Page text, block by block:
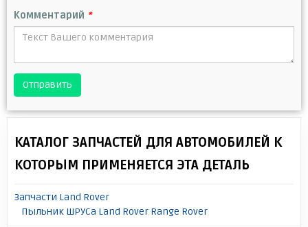
Комментарий *
Отправить
КАТАЛОГ ЗАПЧАСТЕЙ ДЛЯ АВТОМОБИЛЕЙ К
КОТОРЫМ ПРИМЕНЯЕТСЯ ЭТА ДЕТАЛЬ
Запчасти Land Rover
Пыльник ШРУСа Land Rover Range Rover